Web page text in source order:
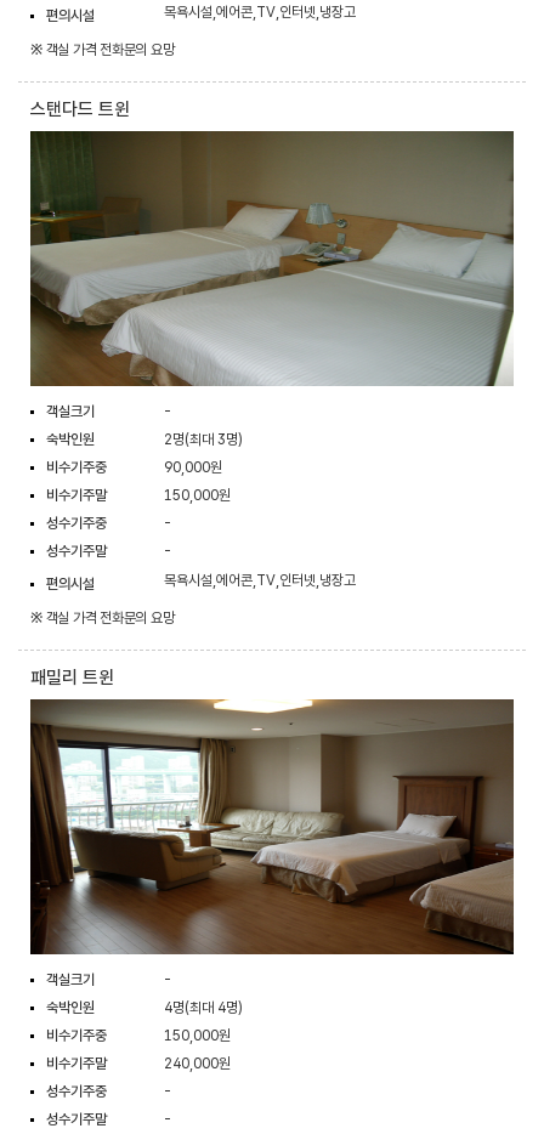
편의시설
목욕시설,에어콘,TV,인터넷,냉장고
※ 객실 가격 전화문의 요망
스탠다드 트윈
객실크기
-
숙박인원
2명(최대 3명)
비수기주중
90,000원
비수기주말
150,000원
성수기주중
-
성수기주말
-
편의시설
목욕시설,에어콘,TV,인터넷,냉장고
※ 객실 가격 전화문의 요망
패밀리 트윈
객실크기
-
숙박인원
4명(최대 4명)
비수기주중
150,000원
비수기주말
240,000원
성수기주중
-
성수기주말
-